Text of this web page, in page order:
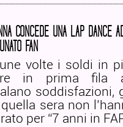
CONCEDE UNA LAP DANCE
FAN
volte i soldi in
in prima fila
soddisfazioni,
sera non
per “7 anni in